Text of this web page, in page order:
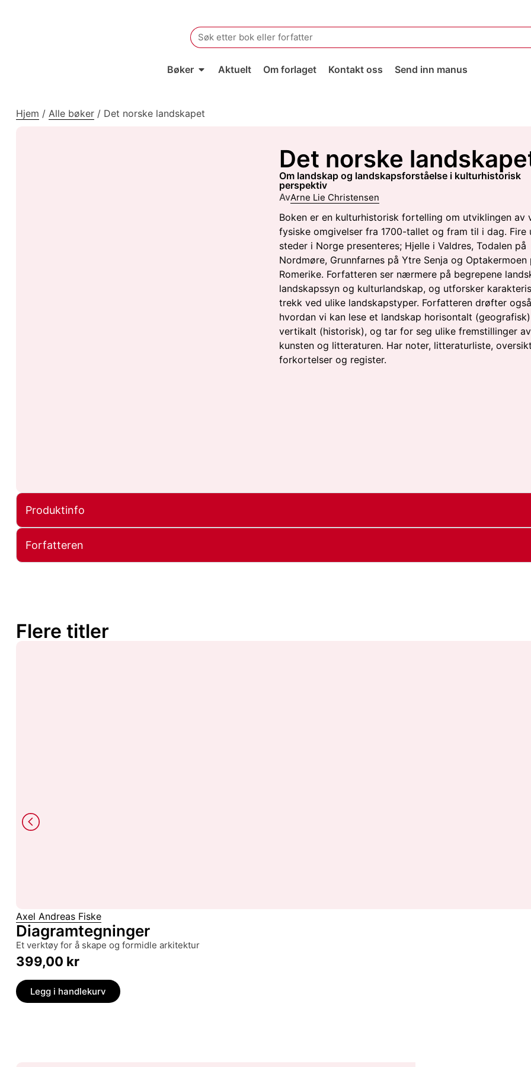
Search
for:
Bøker Aktuelt Om forlaget Kontakt oss Send inn manus
Hjem / Alle bøker / Det norske landskapet
Det norske
om landskap og landskapsforståelse i kulturhistorisk
perspektiv
AvArne Lie Christensen
Boken er en kulturhistorisk fortelling om utviklingen av
fysiske omgivelser fra 1700-tallet og fram til i dag. Fire
steder i Norge presenteres; Hjelle i Valdres, Todalen på
Nordmøre, Grunnfarnes på Ytre Senja og Optakermoen
Romerike. Forfatteren ser nærmere på begrepene
landskapssyn og kulturlandskap, og utforsker
trekk ved ulike landskapstyper. Forfatteren drøfter også
hvordan vi kan lese et landskap horisontalt
vertikalt (historisk), og tar for seg ulike fremstillinger
kunsten og litteraturen. Har noter, litteraturliste,
forkortelser og register.
Produktinfo
Forfatteren
Flere titler
Axel Andreas Fiske
Diagramtegninger
et verktøy for å skape og formidle arkitektur
399,00 kr
Legg i handlekurv